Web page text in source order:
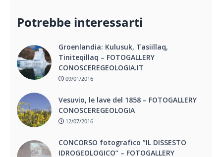
Potrebbe interessarti
Groenlandia: Kulusuk, Tasiillaq,
Tiniteqillaq – FOTOGALLERY
CONOSCEREGEOLOGIA.IT
09/01/2016
Vesuvio, le lave del 1858 – FOTOGALLERY
CONOSCEREGEOLOGIA
12/07/2016
CONCORSO fotografico ”IL DISSESTO
IDROGEOLOGICO” – FOTOGALLERY